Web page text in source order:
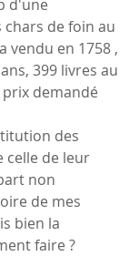
d'une
de foin au
vendu en 1758 ,
399 livres au
demandé
des
celle de leur
non
de mes
bien la
faire ?